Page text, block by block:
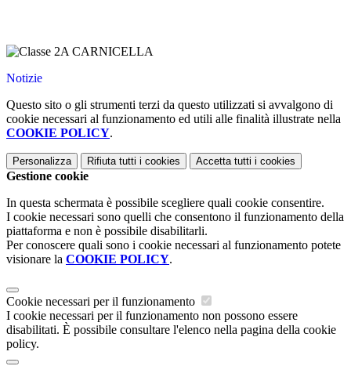
Notizie
Questo sito o gli strumenti terzi da questo utilizzati si avvalgono di
cookie necessari al funzionamento ed utili alle finalità illustrate nella
COOKIE POLICY.
Personalizza Rifiuta tutti i cookies Accetta tutti i cookies
Gestione cookie
In questa schermata è possibile scegliere quali cookie consentire.
I cookie necessari sono quelli che consentono il funzionamento della
piattaforma e non è possibile disabilitarli.
Per conoscere quali sono i cookie necessari al funzionamento potete
visionare la COOKIE POLICY.
Cookie necessari per il funzionamento
I cookie necessari per il funzionamento non possono essere
disabilitati. È possibile consultare l'elenco nella pagina della cookie
policy.